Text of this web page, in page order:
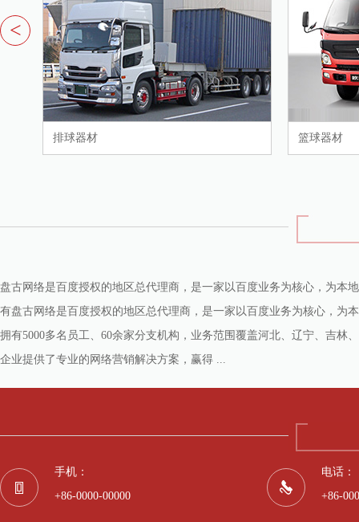
<
排球器材 篮球器材
盘古网络是百度授权的地区总代理商，是一家以百度业务为核心，为本
有盘古网络是百度授权的地区总代理商，是一家以百度业务为核心，为
拥有5000多名员工、60余家分支机构，业务范围覆盖河北、辽宁、吉
企业提供了专业的网络营销解决方案，赢得 ...
手机：
+86-0000-00000
电话：
+86-